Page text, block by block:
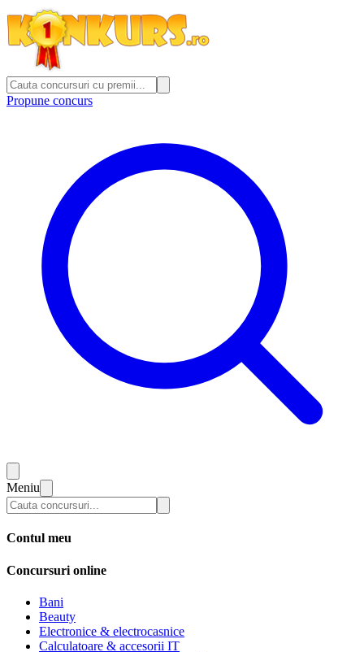
Propune concurs
Meniu
Contul meu
Concursuri online
Bani
Beauty
Electronice & electrocasnice
Calculatoare & accesorii IT